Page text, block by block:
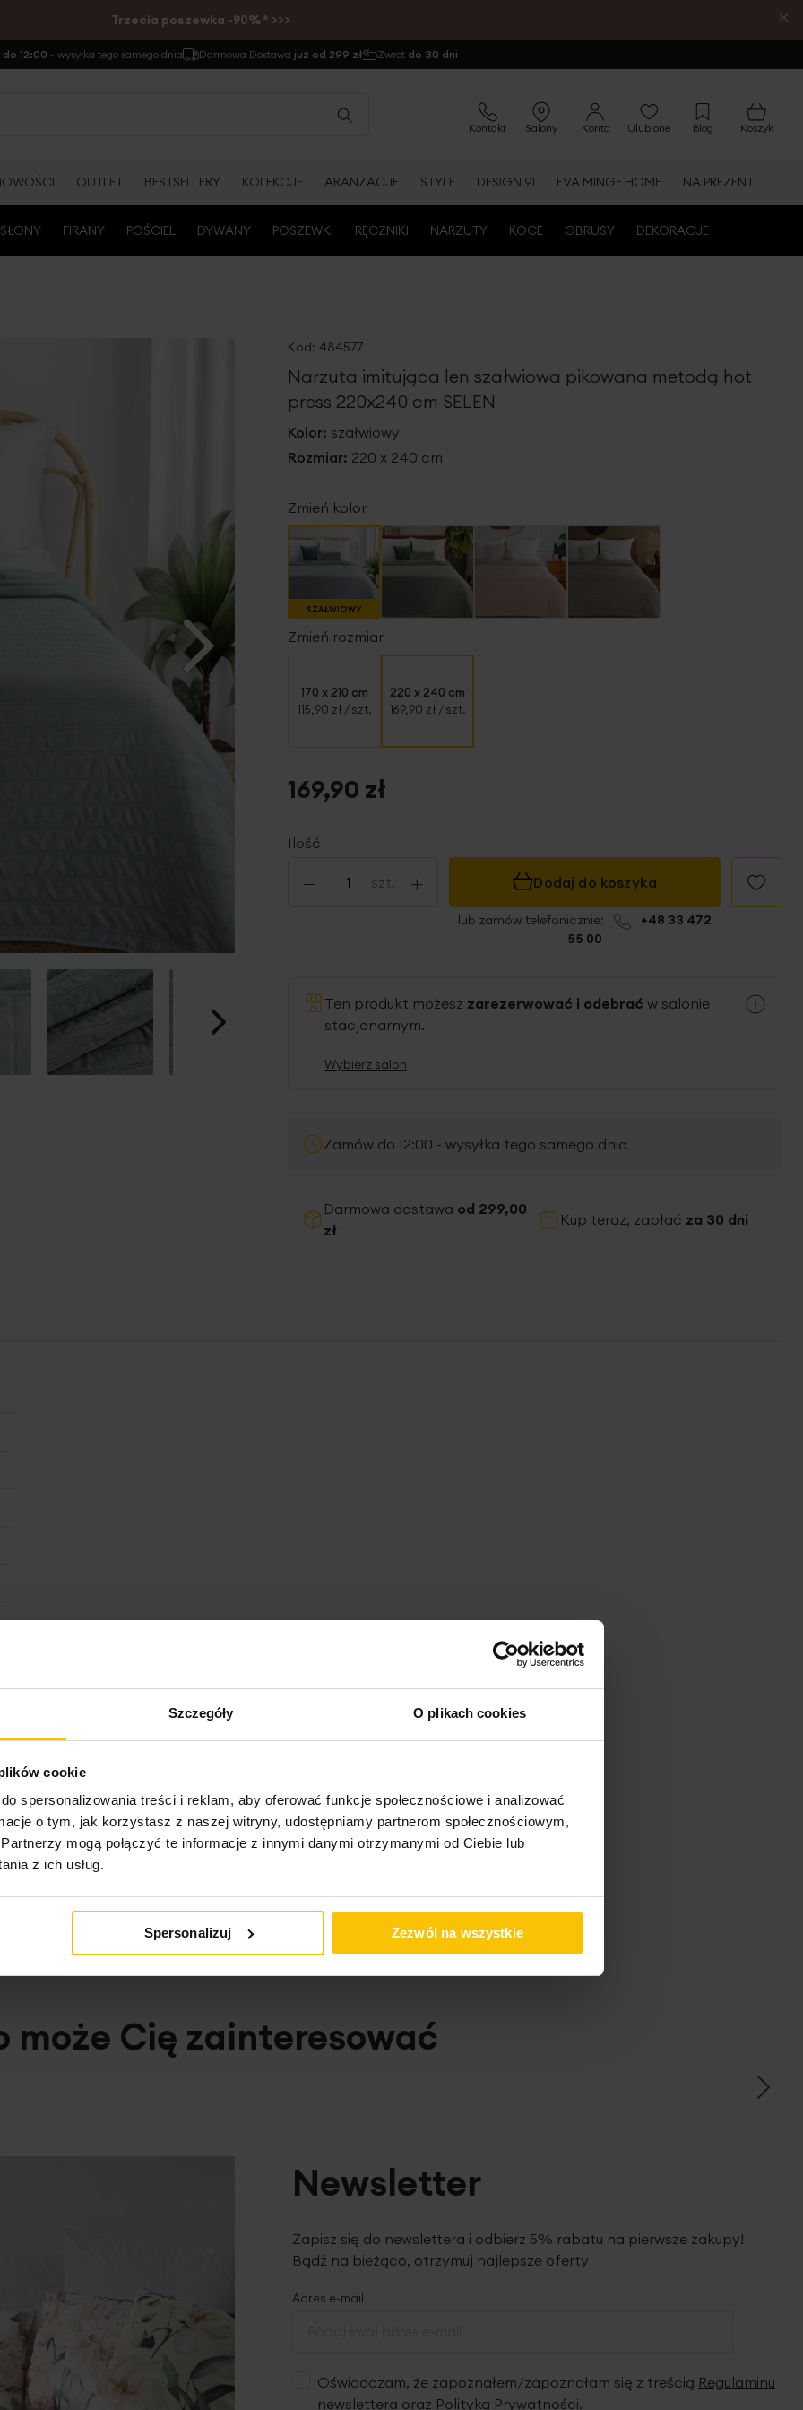
Szczegóły O plikach cookies
cookie
spersonalizowania treści i reklam, aby oferować funkcje społecznościowe i analizować
o tym, jak korzystasz z naszej witryny, udostępniamy partnerom społecznościowym,
mogą połączyć te informacje z innymi danymi otrzymanymi od Ciebie lub
z ich usług.
Spersonalizuj Zezwól na wszystkie
Trzecia poszewka -90%* >>> ×
12:00 - wysyłka tego samego dnia Darmowa Dostawa już od 299 zł Zwrot do 30 dni
Kontakt Salony Konto Ulubione Blog Koszyk
OUTLET BESTSELLERY KOLEKCJE ARANŻACJE STYLE DESIGN 91 EVA MINGE HOME NA PREZENT
FIRANY POŚCIEL DYWANY POSZEWKI RĘCZNIKI NARZUTY KOCE OBRUSY DEKORACJE
Kod: 484577
Narzuta imitująca len szałwiowa pikowana metodą hot
press 220x240 cm SELEN
Kolor: szałwiowy
Rozmiar: 220 x 240 cm
Zmień kolor
SZAŁWIOWY
Zmień rozmiar
170 x 210 cm
115,90 zł / szt.
220 x 240 cm
169,90 zł / szt.
Ilość
- szt. +
169,90 zł
Dodaj do koszyka
lub zamów telefonicznie:
+48 33 472
55 00
Ten produkt możesz zarezerwować i odebrać w salonie
stacjonarnym.
Wybierz salon
Zamów do 12:00 - wysyłka tego samego dnia
Darmowa dostawa od 299,00
zł
Kup teraz, zapłać za 30 dni
może Cię zainteresować
Newsletter
Zapisz się do newslettera i odbierz 5% rabatu na pierwsze zakupy!
Bądź na bieżąco, otrzymuj najlepsze oferty
Adres e-mail
Oświadczam, że zapoznałem/zapoznałam się z treścią Regulaminu
newslettera oraz Polityką Prywatności.